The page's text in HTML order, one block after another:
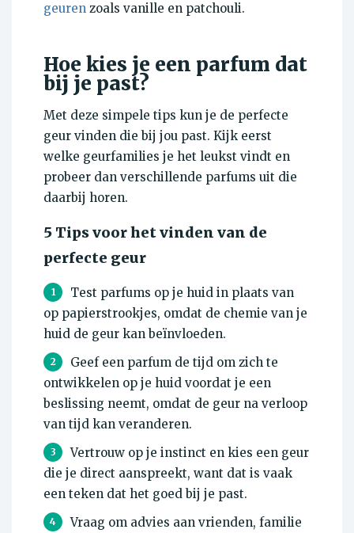
geuren zoals vanille en patchouli.
Hoe kies je een parfum dat
bij je past?
Met deze simpele tips kun je de perfecte
geur vinden die bij jou past. Kijk eerst
welke geurfamilies je het leukst vindt en
probeer dan verschillende parfums uit die
daarbij horen.
5 Tips voor het vinden van de
perfecte geur
1
Test parfums op je huid in plaats van
op papierstrookjes, omdat de chemie van je
huid de geur kan beïnvloeden.
2
Geef een parfum de tijd om zich te
ontwikkelen op je huid voordat je een
beslissing neemt, omdat de geur na verloop
van tijd kan veranderen.
3
Vertrouw op je instinct en kies een geur
die je direct aanspreekt, want dat is vaak
een teken dat het goed bij je past.
4
Vraag om advies aan vrienden, familie